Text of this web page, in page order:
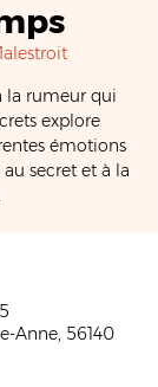
la rumeur qui
explore
émotions
secret et à la
Anne, 56140